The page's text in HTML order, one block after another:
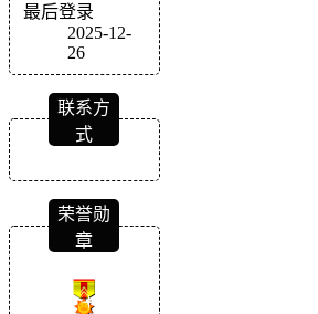
最后登录
2025-12-
26
联系方
式
荣誉勋
章